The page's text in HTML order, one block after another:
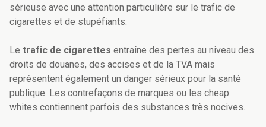
sérieuse avec une attention particulière sur le trafic de
cigarettes et de stupéfiants.
Le trafic de cigarettes entraîne des pertes au niveau des
droits de douanes, des accises et de la TVA mais
représentent également un danger sérieux pour la santé
publique. Les contrefaçons de marques ou les cheap
whites contiennent parfois des substances très nocives.